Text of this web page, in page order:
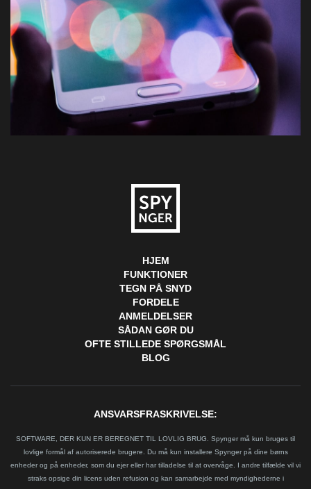
HJEM
FUNKTIONER
TEGN PÅ SNYD
FORDELE
ANMELDELSER
SÅDAN GØR DU
OFTE STILLEDE SPØRGSMÅL
BLOG
ANSVARSFRASKRIVELSE:
SOFTWARE, DER KUN ER BEREGNET TIL LOVLIG BRUG. Spynger må kun bruges til
lovlige formål af autoriserede brugere. Du må kun installere Spynger på dine børns
enheder og på enheder, som du ejer eller har tilladelse til at overvåge. I andre tilfælde vil vi
straks opsige din licens uden refusion og kan samarbejde med myndighederne i